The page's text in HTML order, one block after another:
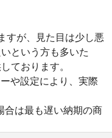
すが、見た目は少し悪
という方も多いた
ております。
や設定により、実際
合は最も遅い納期の商